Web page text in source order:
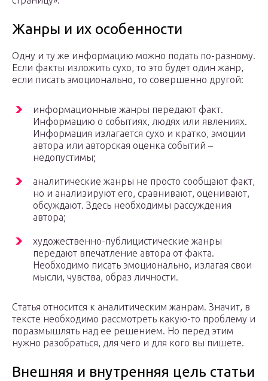
Жанры и их особенности
Одну и ту же информацию можно подать по-разному.
Если факты изложить сухо, то это будет один жанр,
если писать эмоционально, то совершенно другой:
информационные жанры передают факт.
Информацию о событиях, людях или явлениях.
Информация излагается сухо и кратко, эмоции
автора или авторская оценка событий –
недопустимы;
аналитические жанры не просто сообщают факт,
но и анализируют его, сравнивают, оценивают,
обсуждают. Здесь необходимы рассуждения
автора;
художественно-публицистические жанры
передают впечатление автора от факта.
Необходимо писать эмоционально, излагая свои
мысли, чувства, образ личности.
Статья относится к аналитическим жанрам. Значит, в
тексте необходимо рассмотреть какую-то проблему и
поразмышлять над ее решением. Но перед этим
нужно разобраться, для чего и для кого вы пишете.
Внешняя и внутренняя цель статьи